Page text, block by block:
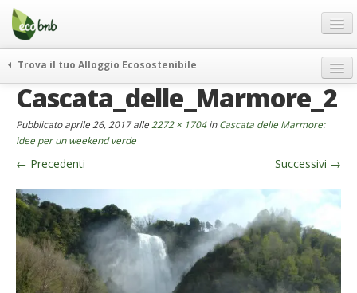
Menu
Salta
contenuto
Offerte Speciali
Regali
FAQ
Chi Siamo
Partner
Contatti
Italiano
German
Trova il tuo Alloggio Ecosostenibile
weekend green
curiosità
vivere e viaggiare verde
news ed eventi
ecohotel
rassegna stampa
Cascata_delle_Marmore_2
Pubblicatoaprile 26, 2017alle 2272 × 1704inCascata delle Marmore:
idee per un weekend verde
← Precedenti Successivi →